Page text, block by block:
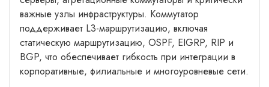
важные узлы инфраструктуры. Коммутатор
поддерживает L3-маршрутизацию, включая
статическую маршрутизацию, OSPF, EIGRP, RIP и
BGP, что обеспечивает гибкость при интеграции в
корпоративные, филиальные и многоуровневые сети.